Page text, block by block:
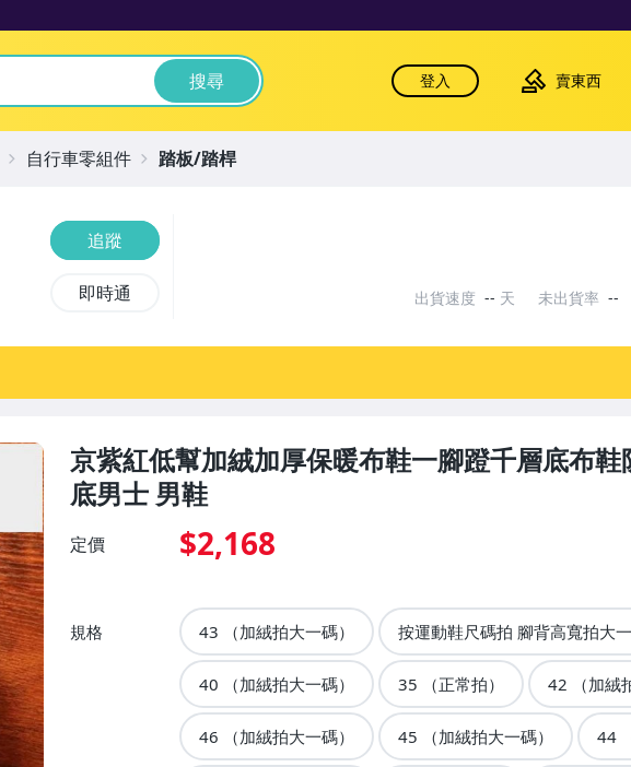
搜尋 登入 賣東西
京紫紅低幫加絨加厚保暖布鞋一腳蹬千層底布鞋
底男士 男鞋
定價 $2,168
規格 43 （加絨拍大一碼） 按運動鞋尺碼拍 腳背高寬拍大
40 （加絨拍大一碼） 35 （正常拍） 42 （加絨
46 （加絨拍大一碼） 45 （加絨拍大一碼） 44
追蹤
即時通 出貨速度 -- 天 未出貨率 --
自行車零組件 踏板/踏桿